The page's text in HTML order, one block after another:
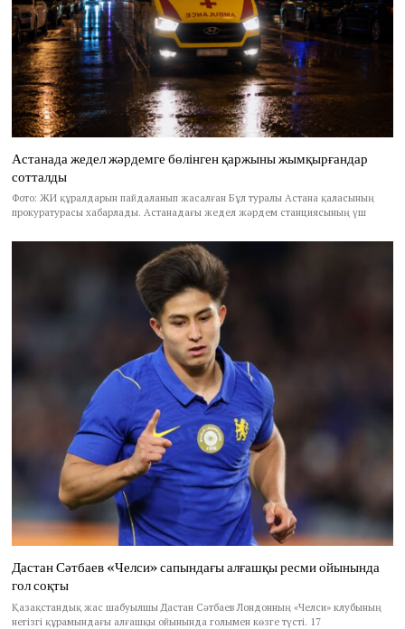
Астанада жедел жәрдемге бөлінген қаржыны жымқырғандар
сотталды
Фото: ЖИ құралдарын пайдаланып жасалған Бұл туралы Астана қаласының
прокуратурасы хабарлады. Астанадағы жедел жәрдем станциясының үш
Дастан Сәтбаев «Челси» сапындағы алғашқы ресми ойынында
гол соқты
Қазақстандық жас шабуылшы Дастан Сәтбаев Лондонның «Челси» клубының
негізгі құрамындағы алғашқы ойынында голымен көзге түсті. 17